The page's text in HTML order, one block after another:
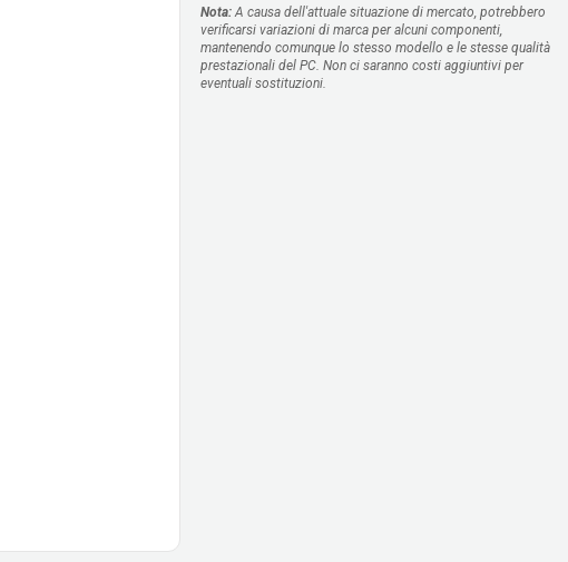
Nota:A causa dell'attuale situazione di mercato, potrebbero
verificarsi variazioni di marca per alcuni componenti,
mantenendo comunque lo stesso modello e le stesse qualità
prestazionali del PC. Non ci saranno costi aggiuntivi per
eventuali sostituzioni.